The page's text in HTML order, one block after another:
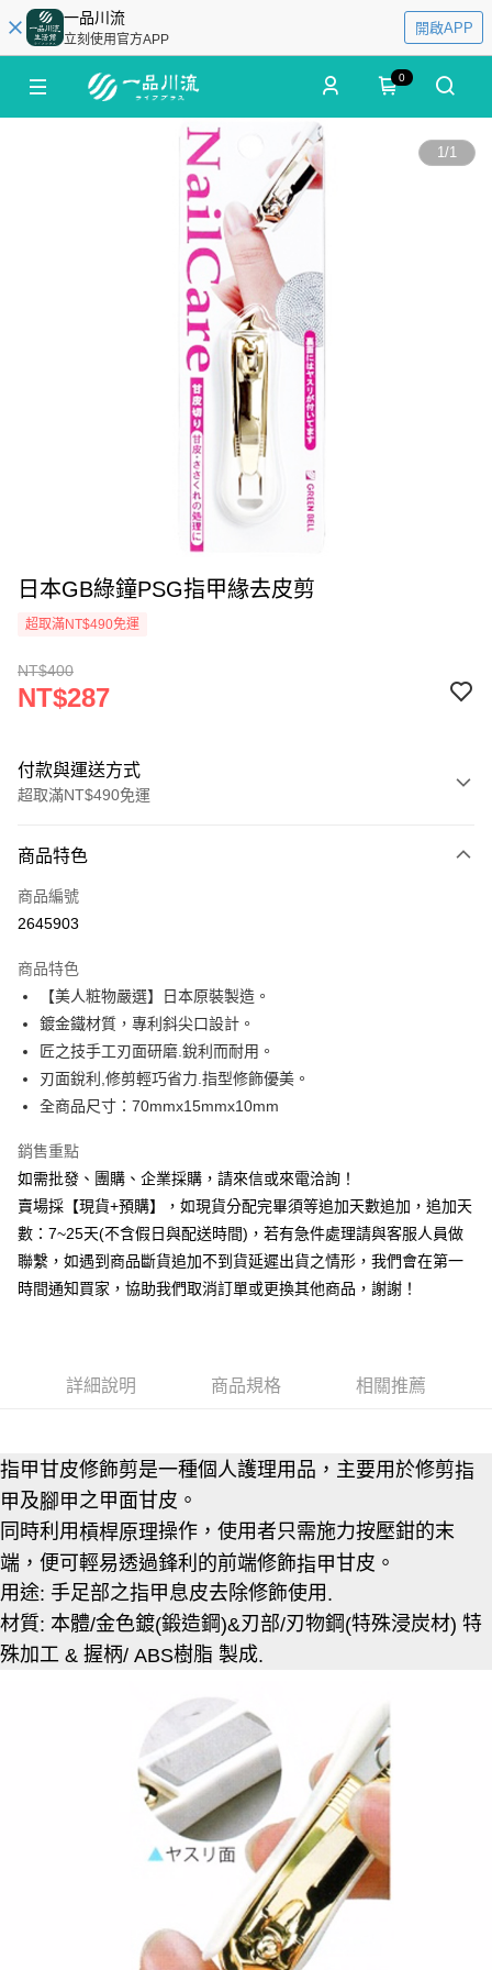
一品川流
立刻使用官方APP
開啟APP
0
1/1
日本GB綠鐘PSG指甲緣去皮剪
超取滿NT$490免運
NT$400
NT$287
付款與運送方式
超取滿NT$490免運
信用卡一次付款
信用卡分期付款
合作金庫商業銀行
華南商業銀行
上海商業儲蓄銀行
國泰世華商業銀行
兆豐國際商業銀行
臺灣中小企業銀行
台中商業銀行
匯豐（台灣）商業銀行
聯邦商業銀行
元大商業銀行
台新國際商業銀行
中國信託商業銀行
台灣樂天信用卡公司
6 期 0 利率 每期
華南商業銀行
上海商業儲蓄銀行
台北富邦商業銀行
國泰世華商業銀行
兆豐國際商業銀行
臺灣中小企業銀行
台中商業銀行
聯邦商業銀行
元大商業銀行
永豐商業銀行
玉山商業銀行
星展（台灣）商業銀行
台灣樂天信用卡公司
12 期 0 利率 每期 NT$23
合作金庫商業銀行
上海商業儲蓄銀行
台北富邦商業銀行
國泰世華商業銀行
兆豐國際商業銀行
匯豐（台灣）商業銀行
聯邦商業銀行
遠東國際商業銀行
元大商業銀行
永豐商業銀行
玉山商業銀行
星展（台灣）商業銀行
台新國際商業銀行
中國信託商業銀行
超商取貨付款
LINE Pay
悠遊付
全盈+PAY
AFTEE先享後付
相關說明
２．便利：只要手機號碼，簡訊認證，即可結帳。
１．於結帳方式選擇「AFTEE先享後付」後，將跳轉至「AFTEE先享後付」
結帳頁面，進行簡訊認證並確認金額後，即可完成結帳。
２．訂單成立數日內，您將收到繳費通知簡訊。
３．收到繳費通知簡訊後14天內，點擊此簡訊中的連結，可透過四大超商／
ATM／網路銀行／等多元方式進行付款，方視為交易完成。
※ 請注意：結帳手續完成當下不需立刻繳費，但若您需要取消訂單，請聯絡
購買商品的店家。未經商家同意取消之訂單仍視為有效，需透過AFTEE先享
後付繳納相關費用。
※ 交易是否成功請以「AFTEE先享後付 」之結帳頁面顯示為準，若有關於
是否繳費成功／繳費後需取消欲退款等相關疑問，請聯繫「AFTEE先享後付
客戶支援中心」https://netprotections.freshdesk.com/support/home
１．透過由恩沛科技股份有限公司提供之「AFTEE先享後付」服務完成之交
易，需依本服務之必要範圍內提供個人資料，並將交易相關給付款項請求債
權轉讓予恩沛科技股份有限公司。
２．關於個人資料處理事宜，請瀏覽以下網址：
https://aftee.tw/terms/#terms3
３．未成年的使用者請事先徵得法定代理人或監護人之同意方可使用
「AFTEE先享後付」，若未經同意申辦者引起之損失，本公司不負相關責
４．使用「AFTEE先享後付」時，將依據個別帳號之用戶狀況，依本公司即
時審查核予不同之上限額度；若仍有額度不足之情形，本公司將視審查結果
５．嚴禁一人註冊多個帳號或使用他人資訊註冊。若發現惡意使用之情形，
恩沛科技股份有限公司將有權停止該用戶之使用額度並採取法律行動。
每筆NT$60，滿NT$490(含以上)免運費
全家離島取貨付款
每筆NT$100，滿NT$1,000(含以上)免運費
7-11取貨付款三天
每筆NT$60，滿NT$490(含以上)免運費
7-11離島取貨付款
本島宅配1~2天後到
每筆NT$80，滿NT$490(含以上)免運費
每筆NT$150，滿NT$3,000(含以上)免運費
每筆NT$150，滿NT$3,000(含以上)免運費
商品特色
商品編號
2645903
商品特色
【美人粧物嚴選】日本原裝製造。
鍍金鐵材質，專利斜尖口設計。
匠之技手工刃面研磨.銳利而耐用。
刃面銳利,修剪輕巧省力.指型修飾優美。
全商品尺寸：70mmx15mmx10mm
銷售重點
如需批發、團購、企業採購，請來信或來電洽詢！
賣場採【現貨+預購】，如現貨分配完畢須等追加天數追加，追加天
數：7~25天(不含假日與配送時間)，若有急件處理請與客服人員做
聯繫，如遇到商品斷貨追加不到貨延遲出貨之情形，我們會在第一
時間通知買家，協助我們取消訂單或更換其他商品，謝謝！
詳細說明 商品規格 相關推薦
指甲甘皮修飾剪是一種個人護理用品，主要用於修剪指
甲及腳甲之甲面甘皮。
同時利用槓桿原理操作，使用者只需施力按壓鉗的末
端，便可輕易透過鋒利的前端修飾指甲甘皮。
用途: 手足部之指甲息皮去除修飾使用 .
材質: 本體/金色鍍(鍛造鋼)&刃部/刃物鋼(特殊浸炭材) 特
殊加工 & 握柄/ ABS樹脂 製成.